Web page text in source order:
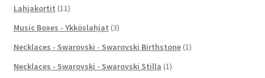
Lahjakortit (11)
Music Boxes - Ykköslahjat (3)
Necklaces - Swarovski - Swarovski Birthstone (1)
Necklaces - Swarovski - Swarovski Stilla (1)